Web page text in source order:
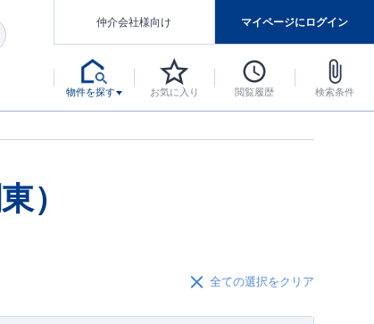
仲介会社様向け マイページにログイン
物件を探す お気に入り 閲覧履歴 検索条件
）
全ての選択をクリア